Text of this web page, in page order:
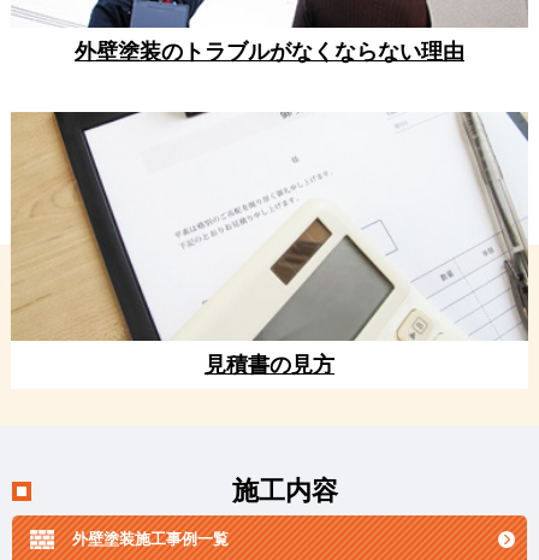
外壁塗装のトラブルがなくならない理由
見積書の見方
施工内容
外壁塗装施工事例一覧